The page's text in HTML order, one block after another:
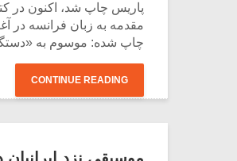
پاریس چاپ شد، اکنون در
مقدمه به زبان فرانسه در
چاپ شده: موسوم به
CONTINUE READING